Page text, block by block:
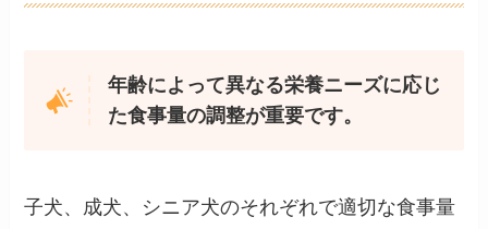
年齢によって異なる栄養ニーズに応じ
た食事量の調整が重要です。
子犬、成犬、シニア犬のそれぞれで適切な食事量